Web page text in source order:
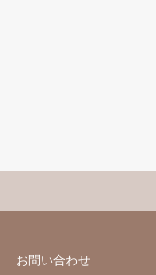
お問い合わせ